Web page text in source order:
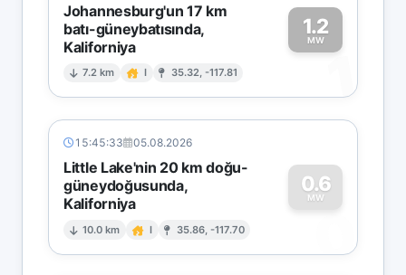
Johannesburg'un 17 km
batı-güneybatısında,
Kaliforniya
7.2 km I 35.32, -117.81
1.2
MW
1
15:45:33 05.08.2026
Little Lake'nin 20 km doğu-
güneydoğusunda,
Kaliforniya
10.0 km I 35.86, -117.70
0.6
MW
0